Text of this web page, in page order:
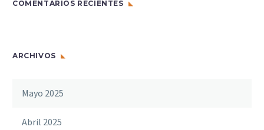
COMENTARIOS RECIENTES
ARCHIVOS
Mayo 2025
Abril 2025